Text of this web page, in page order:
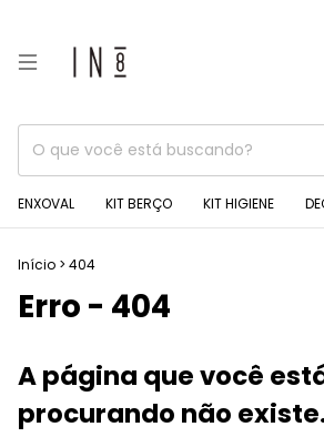
ENXOVAL KIT BERÇO KIT HIGIENE
Início > 404
Erro - 404
A página que você
procurando não